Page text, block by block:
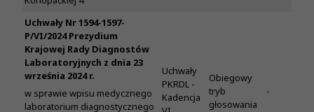
Uchwały Nr 1594-1597-
P/VI/2024 Prezydium
Krajowej Rady Diagnostów
Laboratoryjnych z dnia 23
września 2024 r.
w sprawie wpisu medycznego
laboratorium diagnostycznego
Uchwały
PKRDL -
Kadencja
Obiegowy
tryb
głosowania
-